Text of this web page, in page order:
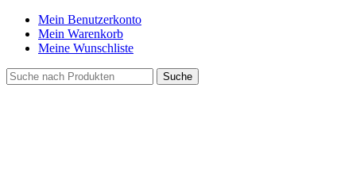
Mein Benutzerkonto
Mein Warenkorb
Meine Wunschliste
Suche